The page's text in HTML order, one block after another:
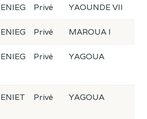
ENIEG Privé YAOUNDE VII
ENIEG Privé MAROUA I
ENIEG Privé YAGOUA
ENIET Privé YAGOUA